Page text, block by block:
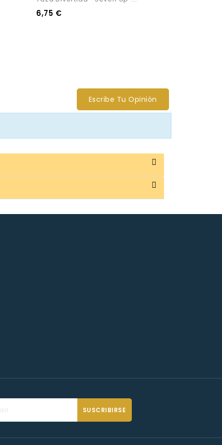
6,75 €
Escribe Tu Opinión